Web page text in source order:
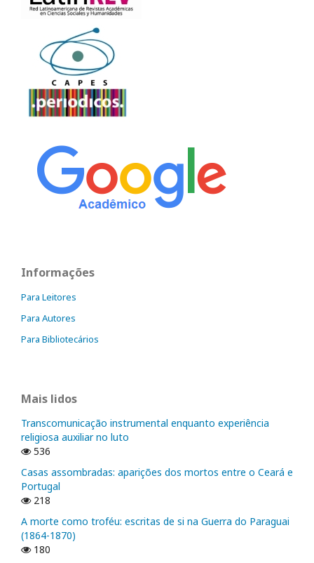
Informações
Para Leitores
Para Autores
Para Bibliotecários
Mais lidos
Transcomunicação instrumental enquanto experiência
religiosa auxiliar no luto
536
Casas assombradas: aparições dos mortos entre o Ceará e
Portugal
218
A morte como troféu: escritas de si na Guerra do Paraguai
(1864-1870)
180